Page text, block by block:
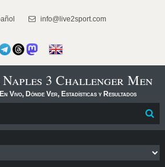
info@live2sport.com
3 Challenger Men
Vivo, Dónde Ver, Estadísticas y Resultados